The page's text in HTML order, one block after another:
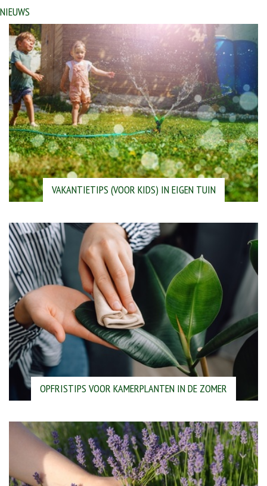
NIEUWS
VAKANTIETIPS (VOOR KIDS) IN EIGEN TUIN
OPFRISTIPS VOOR KAMERPLANTEN IN DE ZOMER